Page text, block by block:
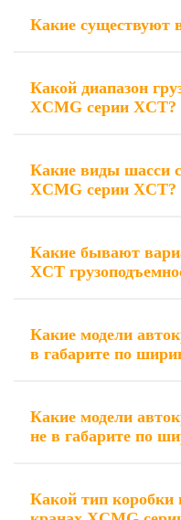
Какие существуют
Какой диапазон
XCMG серии XCT?
Какие виды шасси
XCMG серии XCT?
Какие бывают
XCT
Какие модели
в габарите по
Какие модели
не в габарите по
Какой тип коробки